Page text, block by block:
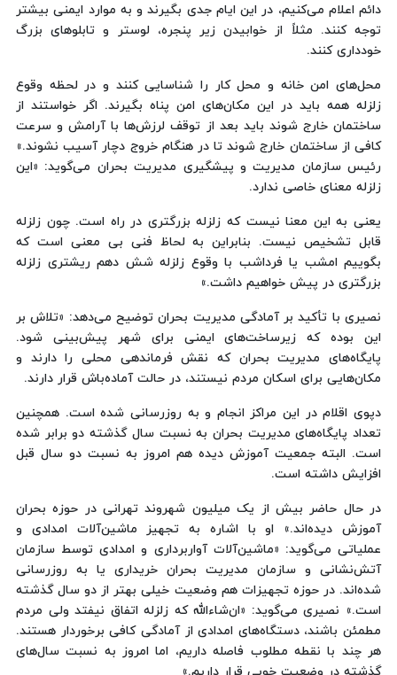
دائم اعلام می‌کنیم، در این ایام جدی بگیرند و به موارد ایمنی بیشتر
توجه کنند. مثلاً از خوابیدن زیر پنجره، لوستر و تابلوهای بزرگ
خودداری کنند.
محل‌های امن خانه و محل کار را شناسایی کنند و در لحظه وقوع
زلزله همه باید در این مکان‌های امن پناه بگیرند. اگر خواستند از
ساختمان خارج شوند باید بعد از توقف لرزش‌ها با آرامش و سرعت
کافی از ساختمان خارج شوند تا در هنگام خروج دچار آسیب نشوند.»
رئیس سازمان مدیریت و پیشگیری مدیریت بحران می‌گوید: «این
زلزله معنای خاصی ندارد.
یعنی به این معنا نیست که زلزله بزرگتری در راه است. چون زلزله
قابل تشخیص نیست. بنابراین به لحاظ فنی بی معنی است که
بگوییم امشب یا فرداشب با وقوع زلزله شش دهم ریشتری زلزله
بزرگتری در پیش خواهیم داشت.»
نصیری با تأکید بر آمادگی مدیریت بحران توضیح می‌دهد: «تلاش بر
این بوده که زیرساخت‌های ایمنی برای شهر پیش‌بینی شود.
پایگاه‌های مدیریت بحران که نقش فرماندهی محلی را دارند و
مکان‌هایی برای اسکان مردم نیستند، در حالت آماده‌باش قرار دارند.
دپوی اقلام در این مراکز انجام و به روزرسانی شده است. همچنین
تعداد پایگاه‌های مدیریت بحران به نسبت سال گذشته دو برابر شده
است. البته جمعیت آموزش دیده هم امروز به نسبت دو سال قبل
افزایش داشته است.
در حال حاضر بیش از یک میلیون شهروند تهرانی در حوزه بحران
آموزش دیده‌اند.» او با اشاره به تجهیز ماشین‌آلات امدادی و
عملیاتی می‌گوید: «ماشین‌آلات آواربرداری و امدادی توسط سازمان
آتش‌نشانی و سازمان مدیریت بحران خریداری یا به روزرسانی
شده‌اند. در حوزه تجهیزات هم وضعیت خیلی بهتر از دو سال گذشته
است.» نصیری می‌گوید: «ان‌شاءالله که زلزله اتفاق نیفتد ولی مردم
مطمئن باشند، دستگاه‌های امدادی از آمادگی کافی برخوردار هستند.
هر چند با نقطه مطلوب فاصله داریم، اما امروز به نسبت سال‌های
گذشته در وضعیت خوبی قرار داریم.»